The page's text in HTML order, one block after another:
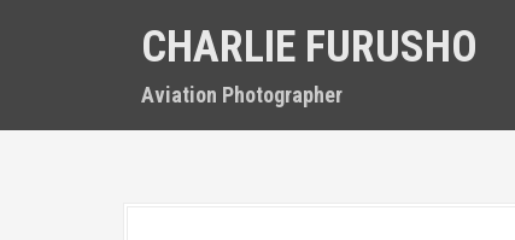
CHARLIE FURUSHO
Aviation Photographer